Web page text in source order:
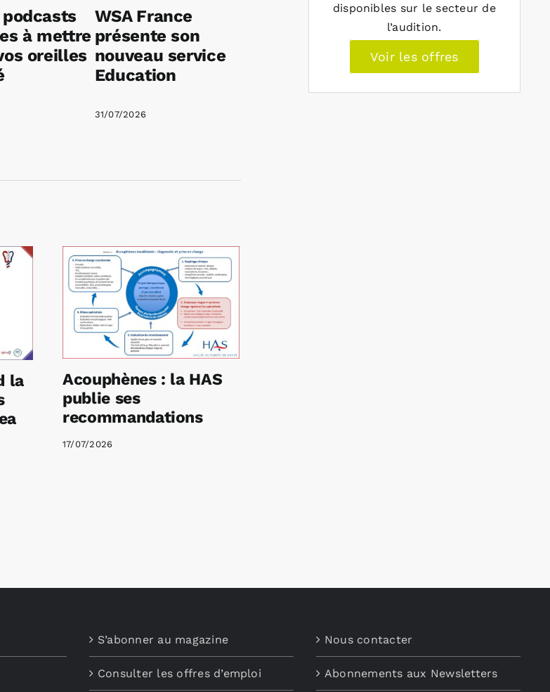
à mettre
oreilles
WSA France
présente son
nouveau service
Education
31/07/2026
la
Acouphènes : la HAS
publie ses
recommandations
17/07/2026
disponibles sur le secteur de
l’audition.
Voir les offres
S’abonner au magazine
Consulter les offres d’emploi
Nous contacter
Abonnements aux Newsletters